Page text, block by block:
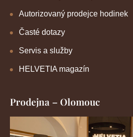
Autorizovaný prodejce hodinek
Časté dotazy
Servis a služby
HELVETIA magazín
Prodejna – Olomouc